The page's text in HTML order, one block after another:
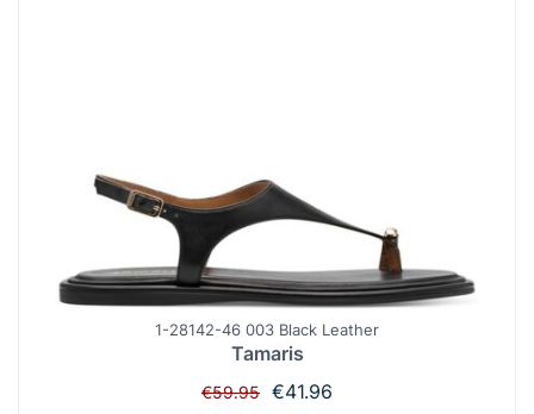
1-28142-46 003 Black Leather
Tamaris
€59.95 Original
€41.96